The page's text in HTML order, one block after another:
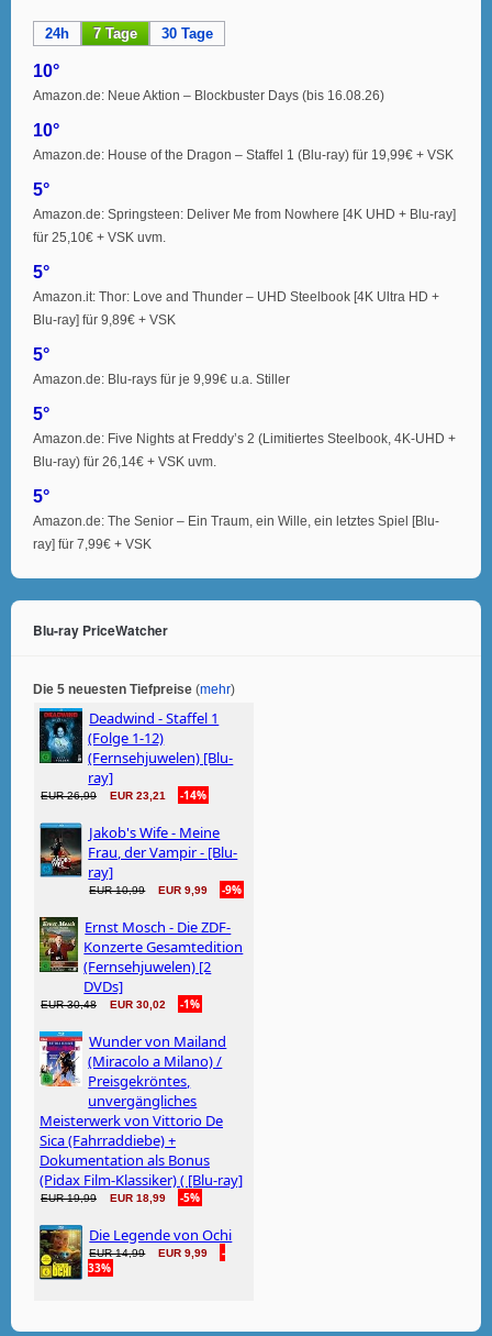
24h 7 Tage 30 Tage
10°
Amazon.de: Neue Aktion – Blockbuster Days (bis 16.08.26)
10°
Amazon.de: House of the Dragon – Staffel 1 (Blu-ray) für 19,99€ + VSK
5°
Amazon.de: Springsteen: Deliver Me from Nowhere [4K UHD + Blu-ray]
für 25,10€ + VSK uvm.
5°
Amazon.it: Thor: Love and Thunder – UHD Steelbook [4K Ultra HD +
Blu-ray] für 9,89€ + VSK
5°
Amazon.de: Blu-rays für je 9,99€ u.a. Stiller
5°
Amazon.de: Five Nights at Freddy’s 2 (Limitiertes Steelbook, 4K-UHD +
Blu-ray) für 26,14€ + VSK uvm.
5°
Amazon.de: The Senior – Ein Traum, ein Wille, ein letztes Spiel [Blu-
ray] für 7,99€ + VSK
Blu-ray PriceWatcher
Die 5 neuesten Tiefpreise (mehr)